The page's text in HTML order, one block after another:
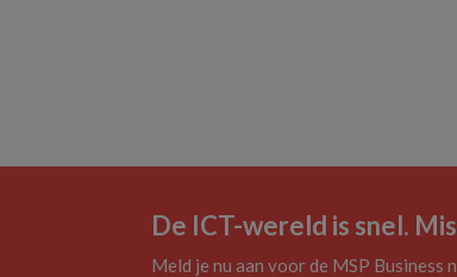
De ICT-wereld is snel. Mis
Meld je nu aan voor de MSP Business